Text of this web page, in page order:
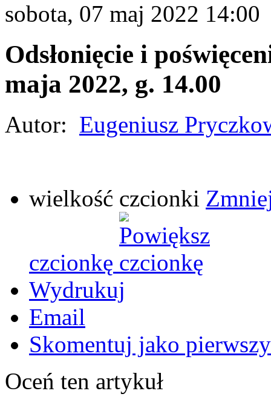
sobota, 07 maj 2022 14:00
Odsłonięcie i
maja 2022, g. 14.00
Autor: Eugeniusz
wielkość czcionki
czcionkę
Wydrukuj
Email
Skomentuj jako
Oceń ten artykuł